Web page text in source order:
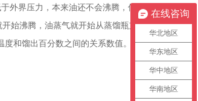
外界压力，本来油还不会沸腾，但
始沸腾，油蒸气就开始从蒸馏瓶支
和馏出百分数之间的关系数值。所
在线咨询
华北地区
华东地区
华中地区
华南地区